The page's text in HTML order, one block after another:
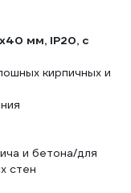
мм, IP20, с
кирпичных и
и бетона/для
стен